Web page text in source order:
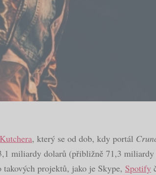
, který se od dob, kdy portál
miliardy dolarů (přibližně 71,3
projektů, jako je Skype, Spotify